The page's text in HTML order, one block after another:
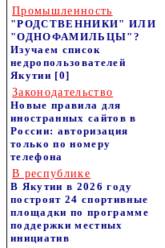
Промышленность
"РОДСТВЕННИКИ" ИЛИ
"ОДНОФАМИЛЬЦЫ"?
Изучаем список
недропользователей
Якутии [0]
Законодательство
Новые правила для
иностранных сайтов в
России: авторизация
только по номеру
телефона
В республике
В Якутии в 2026 году
построят 24 спортивные
площадки по программе
поддержки местных
инициатив